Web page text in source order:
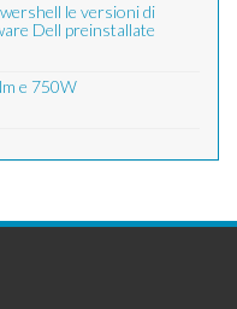
le versioni di
Dell preinstallate
e 750W